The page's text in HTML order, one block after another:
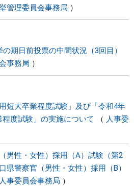
管理委員会事務局
期日前投票の中間状況（3回目）
事務局
短大卒業程度試験」及び「令和4年
度試験」の実施について
人事委
男性・女性）採用（A）試験（第2
県警察官（男性・女性）採用（B）
人事委員会事務局